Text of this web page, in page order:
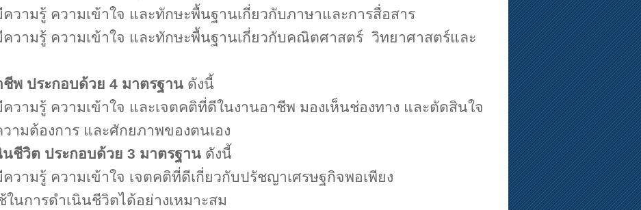
ความรู้ ความเข้าใจ และทักษะพื้นฐานเกี่ยวกับภาษาและการสื่อสาร
ความรู้ ความเข้าใจ และทักษะพื้นฐานเกี่ยวกับคณิตศาสตร์ วิทยาศาสตร์และ
ชีพ ประกอบด้วย 4 มาตรฐาน ดังนี้
ความรู้ ความเข้าใจ และเจตคติที่ดีในงานอาชีพ มองเห็นช่องทาง และตัดสินใจ
ามต้องการ และศักยภาพของตนเอง
นชีวิต ประกอบด้วย 3 มาตรฐาน ดังนี้
ความรู้ ความเข้าใจ เจตคติที่ดีเกี่ยวกับปรัชญาเศรษฐกิจพอเพียง
นการดำเนินชีวิตได้อย่างเหมาะสม